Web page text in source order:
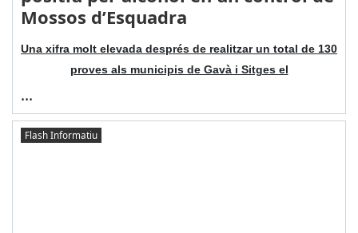
Mossos d’Esquadra
Una xifra molt elevada després de realitzar un total de 130
proves als municipis de Gavà i Sitges el
...
Flash Informatiu